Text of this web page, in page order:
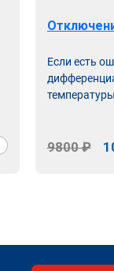
Если есть
9800 ₽